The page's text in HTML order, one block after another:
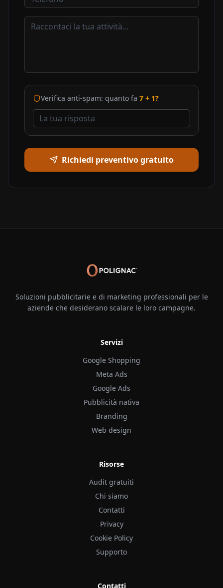
Verifica anti-spam: quanto fa 7 + 1?
Richiedi preventivo gratuito
Soluzioni pubblicitarie e di marketing professionali per le
aziende che desiderano scalare le loro campagne.
Servizi
Google Shopping
Meta Ads
Google Ads
Pubblicità nativa
Branding
Web design
Risorse
Audit gratuiti
Chi siamo
Contatti
Privacy
Cookie Policy
Supporto
Contatti